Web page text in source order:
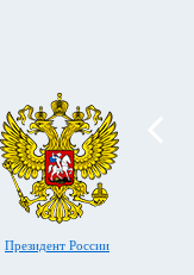
Президент России